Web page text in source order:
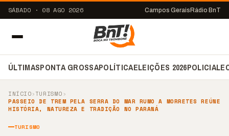
SÁBADO · 08 AGO 2026 Campos Gerais Rádio BnT
ÚLTIMASPONTA GROSSAPOLÍTICAELEIÇÕES 2026POLICIAL
INÍCIO›TURISMO ›
PASSEIO DE TREM PELA SERRA DO MAR RUMO A MORRETES REÚNE
HISTÓRIA, NATUREZA E TRADIÇÃO NO PARANÁ
TURISMO